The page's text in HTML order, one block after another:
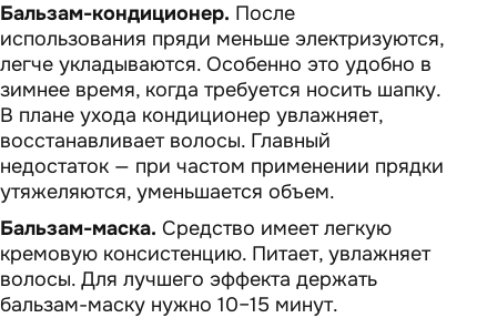
Бальзам-кондиционер. После
использования пряди меньше электризуются,
легче укладываются. Особенно это удобно в
зимнее время, когда требуется носить шапку.
В плане ухода кондиционер увлажняет,
восстанавливает волосы. Главный
недостаток — при частом применении прядки
утяжеляются, уменьшается объем.
Бальзам-маска. Средство имеет легкую
кремовую консистенцию. Питает, увлажняет
волосы. Для лучшего эффекта держать
бальзам-маску нужно 10–15 минут.